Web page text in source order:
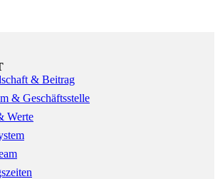
& Beitrag
& Geschäftsstelle
Werte